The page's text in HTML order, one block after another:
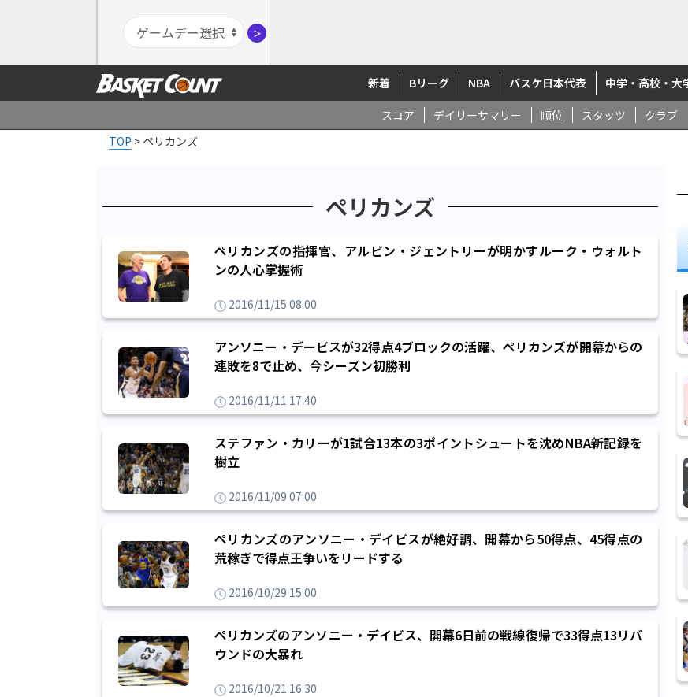
＞
新着 Bリーグ NBA バスケ日本代表 中学・高校・大
スコア デイリーサマリー 順位 スタッツ
クラブ
TOP > ペリカンズ
ペリカンズ
ペリカンズの指揮官、アルビン・ジェントリーが明かすルーク・ウォルト
ンの人心掌握術
2016/11/15 08:00
アンソニー・デービスが32得点4ブロックの活躍、ペリカンズが開幕からの
連敗を8で止め、今シーズン初勝利
2016/11/11 17:40
ステファン・カリーが1試合13本の3ポイントシュートを沈めNBA新記録を
樹立
2016/11/09 07:00
ペリカンズのアンソニー・デイビスが絶好調、開幕から50得点、45得点の
荒稼ぎで得点王争いをリードする
2016/10/29 15:00
ペリカンズのアンソニー・デイビス、開幕6日前の戦線復帰で33得点13リバ
ウンドの大暴れ
2016/10/21 16:30